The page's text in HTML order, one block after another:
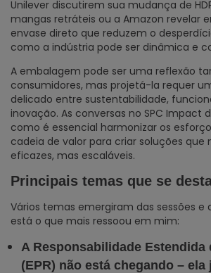
Unilever discutirem sua mudança de
mangas retráteis ou a Amazon revelar
envase direto que reduzem o
como a indústria pode ser dinâmica e
A embalagem pode ser uma reflexão
consumidores, mas projetá-la requer
delicado entre sustentabilidade,
inovação. As conversas no SPC Impact
como é essencial harmonizar os
cadeia de valor para criar soluções que
eficazes, mas escaláveis.
Principais temas que se
Vários temas emergiram das sessões e
está o que mais ressoou em mim:
A Responsabilidade Estendida
(EPR) não está chegando – ela